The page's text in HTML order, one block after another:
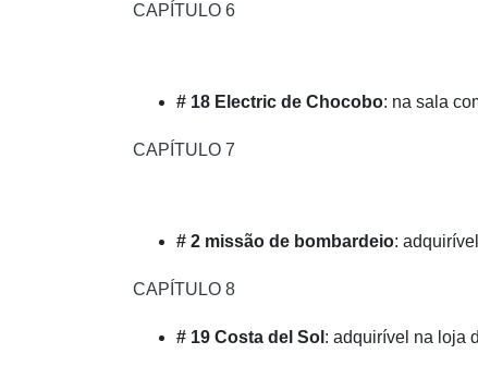
CAPÍTULO 6
# 18 Electric de Chocobo: na sala
CAPÍTULO 7
# 2 missão de bombardeio:
CAPÍTULO 8
# 19 Costa del Sol : adquirível na loja